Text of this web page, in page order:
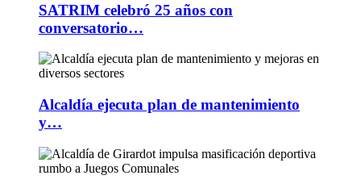
SATRIM celebró 25 años con
conversatorio…
Alcaldía ejecuta plan de mantenimiento
y…